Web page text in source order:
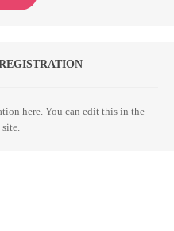
here. You can edit this in the